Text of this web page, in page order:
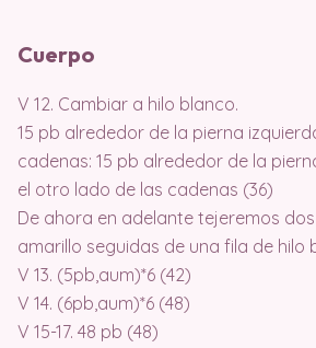
Cuerpo
V 12. Cambiar a hilo blanco.
15 pb alrededor de la pierna
cadenas: 15 pb alrededor de la
el otro lado de las cadenas (36)
De ahora en adelante tejeremos
amarillo seguidas de una fila de hilo
V 13. (5pb,aum)*6 (42)
V 14. (6pb,aum)*6 (48)
V 15-17. 48 pb (48)